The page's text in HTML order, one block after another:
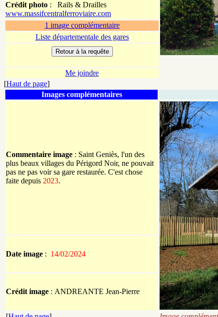
Crédit photo :
Rails & Drailles
www.massifcentralferroviaire.com
1 image complémentaire
Liste départementale des gares
Me joindre
[Haut de page]
Images complémentaires
Commentaire image : Saint Geniès, l'un des
plus beaux villages du Périgord Noir, ne pouvait
pas ne pas voir sa gare restaurée. C'est chose
faite depuis 2023.
Date image : 14/02/2024
Crédit image : ANDREANTE Jean-Pierre